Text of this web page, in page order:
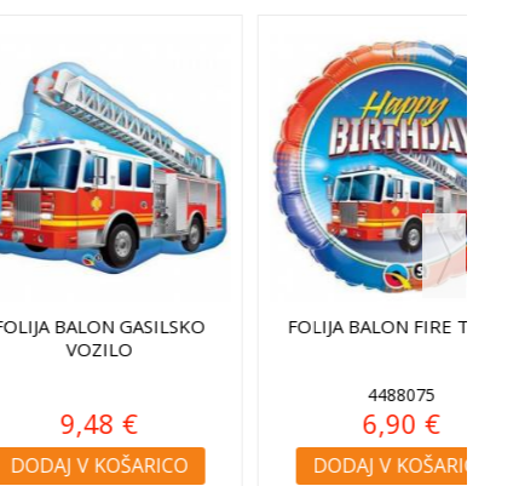
FIRE TRACK
KOŠARICO
FOLIJA BALON FIRE TRACK HB
DODAJ V KOŠARICO